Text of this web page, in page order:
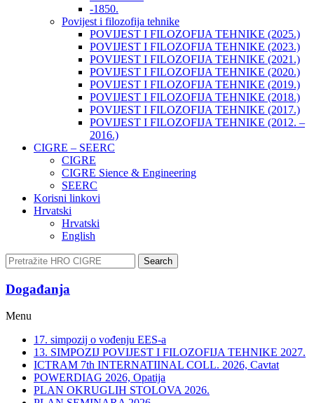
-1850.
Povijest i filozofija tehnike
POVIJEST I FILOZOFIJA TEHNIKE (2025.)
POVIJEST I FILOZOFIJA TEHNIKE (2023.)
POVIJEST I FILOZOFIJA TEHNIKE (2021.)
POVIJEST I FILOZOFIJA TEHNIKE (2020.)
POVIJEST I FILOZOFIJA TEHNIKE (2019.)
POVIJEST I FILOZOFIJA TEHNIKE (2018.)
POVIJEST I FILOZOFIJA TEHNIKE (2017.)
POVIJEST I FILOZOFIJA TEHNIKE (2012. –
2016.)
CIGRE – SEERC
CIGRE
CIGRE Sience & Engineering
SEERC
Korisni linkovi
Hrvatski
Hrvatski
English
Search
Događanja​
Menu
17. simpozij o vođenju EES-a
13. SIMPOZIJ POVIJEST I FILOZOFIJA TEHNIKE 2027.
ICTRAM 7th INTERNATIINAL COLL. 2026, Cavtat
POWERDIAG 2026, Opatija
PLAN OKRUGLIH STOLOVA 2026.